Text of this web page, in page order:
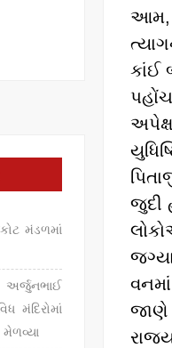
આમ,
કાંઈ
જુદી
જાણે
મંડળમાં
મંદિરોમાં
મેળવ્યા